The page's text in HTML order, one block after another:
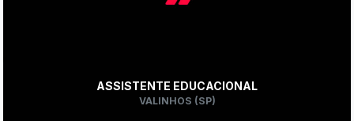
ASSISTENTE EDUCACIONAL
VALINHOS (SP)